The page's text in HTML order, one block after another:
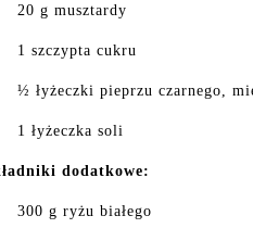
20 g musztardy
1 szczypta cukru
½ łyżeczki pieprzu czarnego,
1 łyżeczka soli
dodatkowe:
300 g ryżu białego